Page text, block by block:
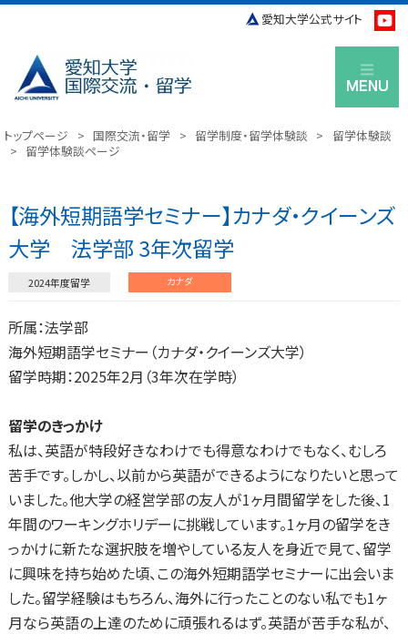
愛知大学公式サイト
トップページ > 国際交流・留学 > 留学制度・留学体験談 >
留学体験談
> 留学体験談ページ
【海外短期語学セミナー】カナダ・クイーンズ
大学 法学部 3年次留学
カナダ
2024
所属：法学部
海外短期語学セミナー（カナダ・クイーンズ大学）
留学時期：2025年2月（3年次在学時）
留学のきっかけ
私は、英語が特段好きなわけでも得意なわけでもなく、むしろ
苦手です。しかし、以前から英語ができるようになりたいと思って
いました。他大学の経営学部の友人が1ヶ月間留学をした後、1
年間のワーキングホリデーに挑戦しています。1ヶ月の留学をき
っかけに新たな選択肢を増やしている友人を身近で見て、留学
に興味を持ち始めた頃、この海外短期語学セミナーに出会いま
した。留学経験はもちろん、海外に行ったことのない私でも1ヶ
月なら英語の上達のために頑張れるはず。英語が苦手な私が、